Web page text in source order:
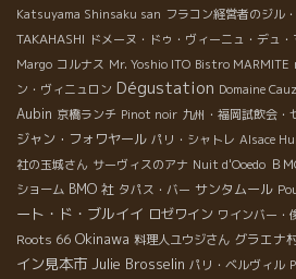
Katsuyama Shinsaku san フラコン経営者のジル
TAKAHASHI ドメーヌ・ドゥ・ヴィーニュ・デュ
Margo コルナス Mr. Yoshio ITO Bistro MARMITE
ン・ヴィニュロン Dégustation Domaine
Aubin 京橋ランチ Pinot noir 九州・福岡試飲会・
ジャン・フォワヤール パリ・シャトレ Alsace
社の玉城さん サーヴィスのアナ Nuit d'Ooedo Ｂ
ショーム BMO 社 タパス・バー サンタムール
ート・ド・ブルイイ ロゼワイン ワインバー・
Roots 66 Okinawa 料理人ユウジさん グラエナ
イン見本市 Julie Brosselin パリ・ベルヴィル